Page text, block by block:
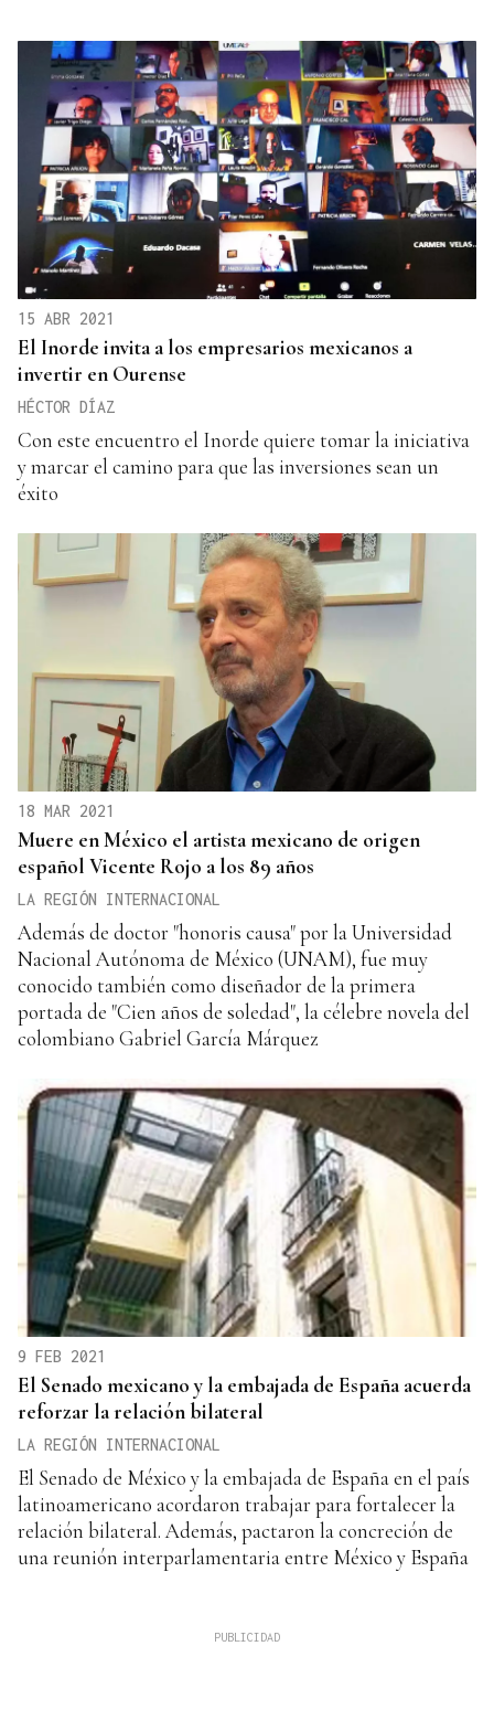
15 ABR 2021
El Inorde invita a los empresarios mexicanos a
invertir en Ourense
HÉCTOR DÍAZ
Con este encuentro el Inorde quiere tomar la iniciativa
y marcar el camino para que las inversiones sean un
éxito
18 MAR 2021
Muere en México el artista mexicano de origen
español Vicente Rojo a los 89 años
LA REGIÓN INTERNACIONAL
Además de doctor "honoris causa" por la Universidad
Nacional Autónoma de México (UNAM), fue muy
conocido también como diseñador de la primera
portada de "Cien años de soledad", la célebre novela del
colombiano Gabriel García Márquez
9 FEB 2021
El Senado mexicano y la embajada de España acuerda
reforzar la relación bilateral
LA REGIÓN INTERNACIONAL
El Senado de México y la embajada de España en el país
latinoamericano acordaron trabajar para fortalecer la
relación bilateral. Además, pactaron la concreción de
una reunión interparlamentaria entre México y España